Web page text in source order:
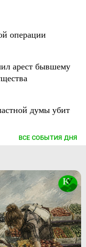
операции
арест бывшему
думы убит
ВСЕ СОБЫТИЯ ДНЯ